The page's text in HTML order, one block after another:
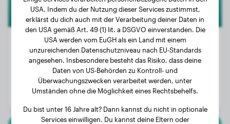
Gewicht:
Alter:
4 Jahre, 5 Monate
USA. Indem du der Nutzung dieser Services zustimmst,
erklärst du dich auch mit der Verarbeitung deiner Daten in
den USA gemäß Art. 49 (1) lit. a DSGVO einverstanden. Die
USA werden vom EuGH als ein Land mit einem
unzureichenden Datenschutzniveau nach EU-Standards
angesehen. Insbesondere besteht das Risiko, dass deine
Daten von US-Behörden zu Kontroll- und
Überwachungszwecken verarbeitet werden, unter
Umständen ohne die Möglichkeit eines Rechtsbehelfs.
Du bist unter 16 Jahre alt? Dann kannst du nicht in optionale
Services einwilligen. Du kannst deine Eltern oder